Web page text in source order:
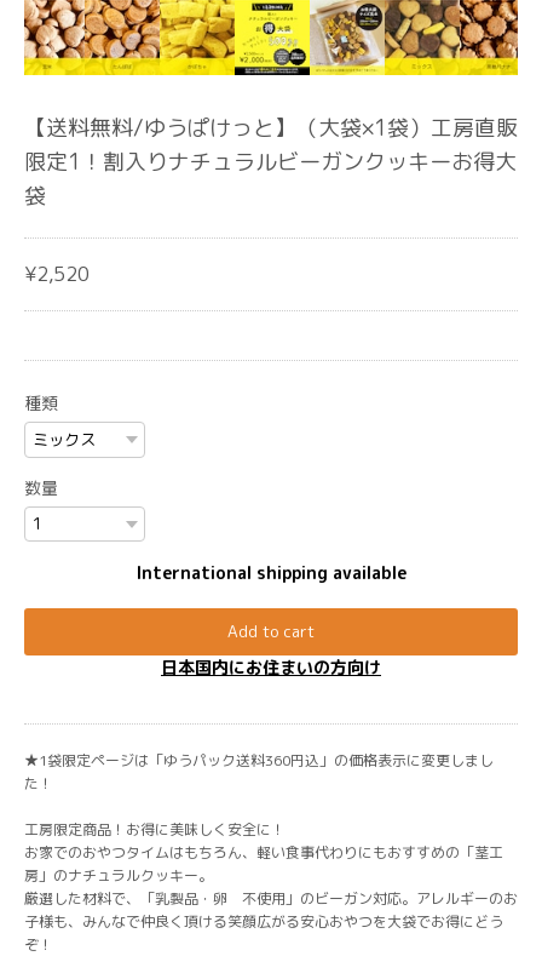
【送料無料/ゆうぱけっと】（大袋×1袋）工房直販
限定1！割入りナチュラルビーガンクッキーお得大
袋
¥2,520
種類
数量
International shipping available
Add to cart
日本国内にお住まいの方向け
★1袋限定ページは「ゆうパック送料360円込」の価格表示に変更しまし
た！
工房限定商品！お得に美味しく安全に！
お家でのおやつタイムはもちろん、軽い食事代わりにもおすすめの「茎工
房」のナチュラルクッキー。
厳選した材料で、「乳製品・卵 不使用」のビーガン対応。アレルギーのお
子様も、みんなで仲良く頂ける笑顔広がる安心おやつを大袋でお得にどう
ぞ！